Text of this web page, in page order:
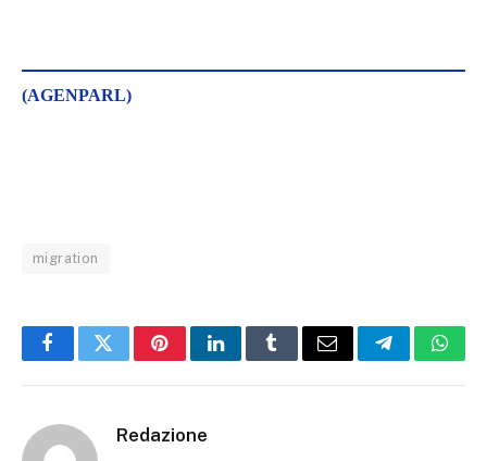
(AGENPARL)
migration
FacebookTwitterPinterestLinkedInTumblrEmail Telegram
Redazione